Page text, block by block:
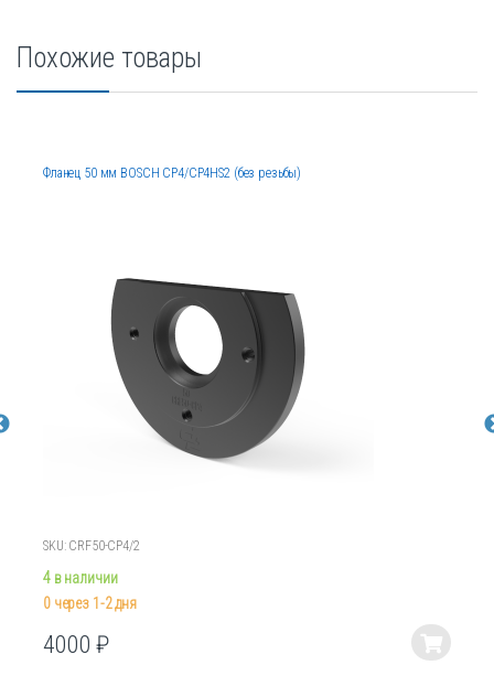
Похожие товары
Фланец 50 мм BOSCH CP4/CP4HS2 (без резьбы)
SKU: CRF50-CP4/2
4 в наличии
0 через 1-2 дня
4000₽
Этот